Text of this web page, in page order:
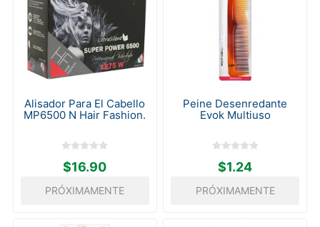
Alisador Para El Cabello
MP6500 N Hair Fashion.
$16.90
PRÓXIMAMENTE
Peine Desenredante
Evok Multiuso
$1.24
PRÓXIMAMENTE